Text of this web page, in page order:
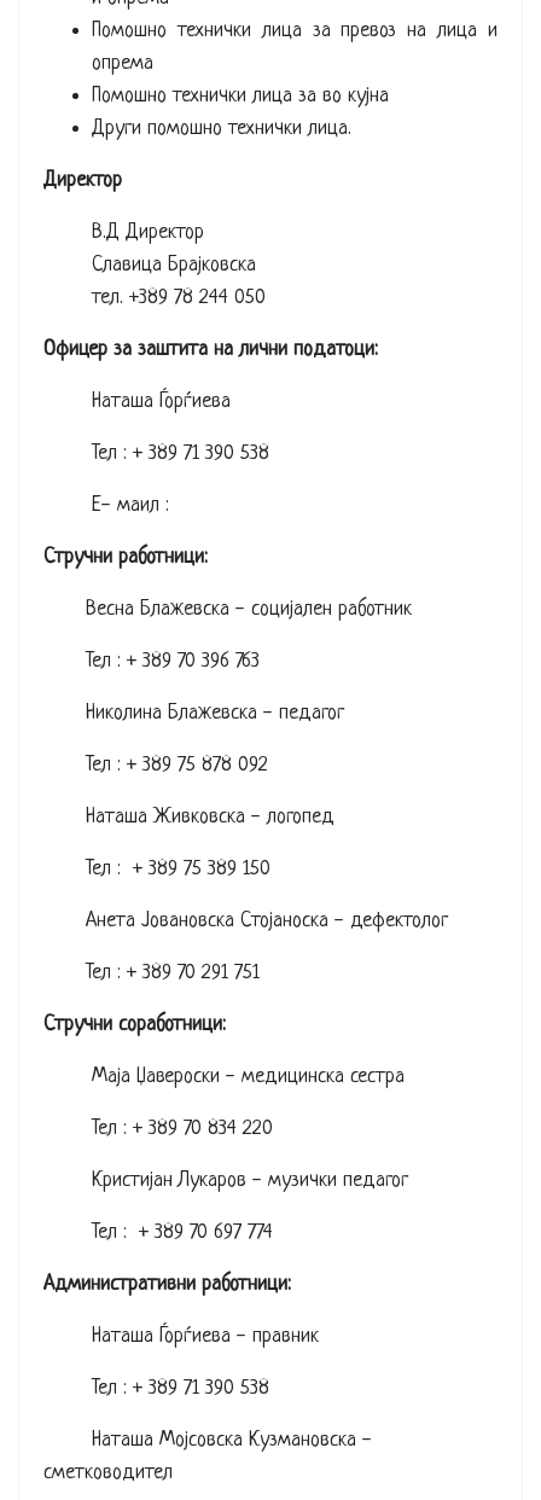
Помошно технички лица за превоз на лица и
опрема
Помошно технички лица за во кујна
Други помошно технички лица.
Директор
В.Д Директор
Славица Брајковска
тел. +389 78 244 050
Офицер за заштита на лични податоци:
Наташа Ѓорѓиева
Тел : + 389 71 390 538
Е- маил :
Стручни работници:
Весна Блажевска - социјален работник
Тел : + 389 70 396 763
Николина Блажевска - педагог
Тел : + 389 75 878 092
Наташа Живковска - логопед
Тел : + 389 75 389 150
Анета Јовановска Стојаноска - дефектолог
Тел : + 389 70 291 751
Стручни соработници:
Маја Џавероски - медицинска сестра
Тел : + 389 70 834 220
Кристијан Лукаров - музички педагог
Тел : + 389 70 697 774
Административни работници:
Наташа Ѓорѓиева - правник
Тел : + 389 71 390 538
Наташа Мојсовска Кузмановска -
сметководител